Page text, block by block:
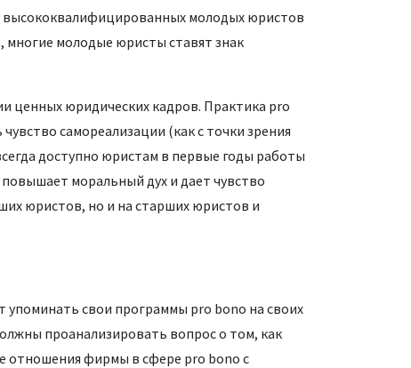
молодых юристов
многие молодые юристы ставят знак
ценных юридических кадров. Практика pro
самореализации (как с точки зрения
доступно юристам в первые годы работы
моральный дух и дает чувство
юристов, но и на старших юристов и
свои программы pro bono на своих
проанализировать вопрос о том, как
отношения фирмы в сфере pro bono с